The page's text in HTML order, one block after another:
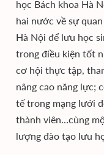
học Bách khoa Hà
hai nước về sự
Hà Nội để lưu học
trong điều kiện tốt
cơ hội thực tập,
nâng cao năng lực;
tế trong mạng lưới
thành viên…cùng
lượng đào tạo lưu